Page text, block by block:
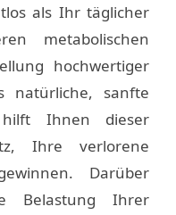
als Ihr täglicher
metabolischen
hochwertiger
natürliche, sanfte
hilft Ihnen dieser
Ihre verlorene
Darüber
Belastung Ihrer